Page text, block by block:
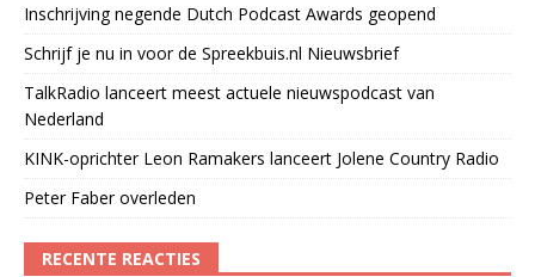
Inschrijving negende Dutch Podcast Awards geopend
Schrijf je nu in voor de Spreekbuis.nl Nieuwsbrief
TalkRadio lanceert meest actuele nieuwspodcast van
Nederland
KINK-oprichter Leon Ramakers lanceert Jolene Country Radio
Peter Faber overleden
RECENTE REACTIES